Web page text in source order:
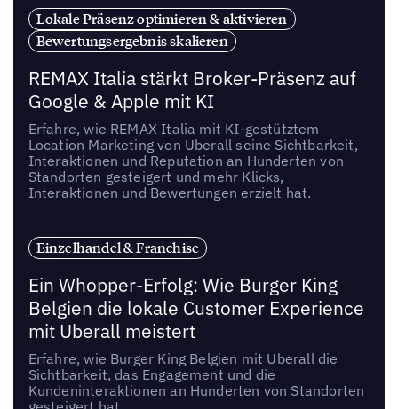
Lokale Präsenz optimieren & aktivieren
Bewertungsergebnis skalieren
REMAX Italia stärkt Broker-Präsenz auf
Google & Apple mit KI
Erfahre, wie REMAX Italia mit KI-gestütztem
Location Marketing von Uberall seine Sichtbarkeit,
Interaktionen und Reputation an Hunderten von
Standorten gesteigert und mehr Klicks,
Interaktionen und Bewertungen erzielt hat.
Einzelhandel & Franchise
Ein Whopper-Erfolg: Wie Burger King
Belgien die lokale Customer Experience
mit Uberall meistert
Erfahre, wie Burger King Belgien mit Uberall die
Sichtbarkeit, das Engagement und die
Kundeninteraktionen an Hunderten von Standorten